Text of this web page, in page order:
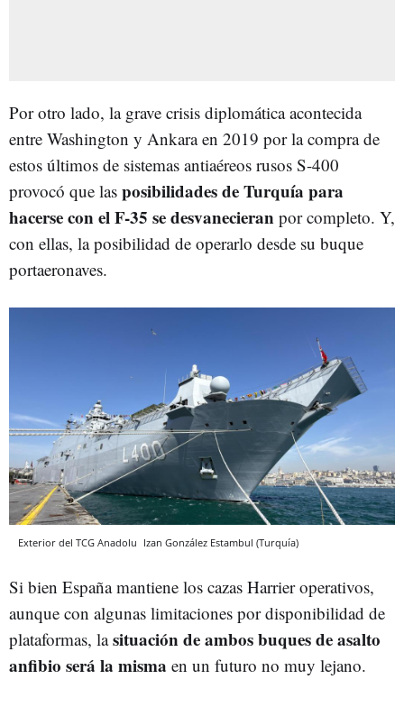
Por otro lado, la grave crisis diplomática acontecida
entre Washington y Ankara en 2019 por la compra de
estos últimos de sistemas antiaéreos rusos S-400
provocó que las posibilidades de Turquía para
hacerse con el F-35 se desvanecieran por completo. Y,
con ellas, la posibilidad de operarlo desde su buque
portaeronaves.
Exterior del TCG Anadolu Izan González Estambul (Turquía)
Si bien España mantiene los cazas Harrier operativos,
aunque con algunas limitaciones por disponibilidad de
plataformas, lasituación de ambos buques de asalto
anfibio será la misma en un futuro no muy lejano.